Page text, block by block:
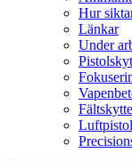
Hur
Länkar
Under
Fältskytte
Luftpistol